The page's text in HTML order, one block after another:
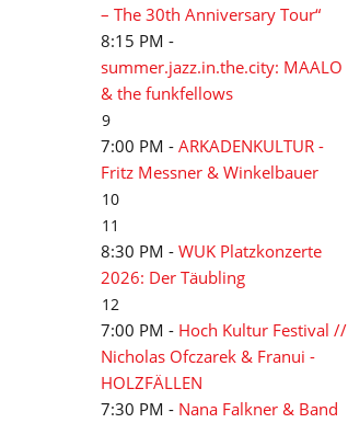
– The 30th Anniversary Tour“
8:15 PM -
summer.jazz.in.the.city: MAALO
& the funkfellows
9
7:00 PM - ARKADENKULTUR -
Fritz Messner & Winkelbauer
10
11
8:30 PM - WUK Platzkonzerte
2026: Der Täubling
12
7:00 PM - Hoch Kultur Festival //
Nicholas Ofczarek & Franui -
HOLZFÄLLEN
7:30 PM - Nana Falkner & Band